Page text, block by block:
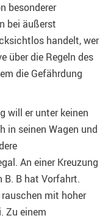
besonderer
bei äußerst
handelt, wer
über die Regeln des
die Gefährdung
will er unter keinen
in seinen Wagen und
An einer Kreuzung
B. B hat Vorfahrt.
mit hoher
Zu einem